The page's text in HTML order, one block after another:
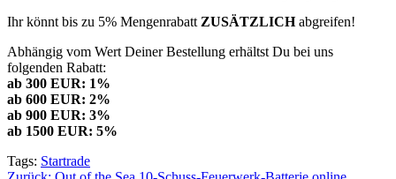
Ihr könnt bis zu 5% Mengenrabatt ZUSÄTZLICHabgreifen!
Abhängig vom Wert Deiner Bestellung erhältst Du bei uns
folgenden Rabatt:
ab 300 EUR: 1%
ab 600 EUR: 2%
ab 900 EUR: 3%
ab 1500 EUR: 5%
Tags: Startrade